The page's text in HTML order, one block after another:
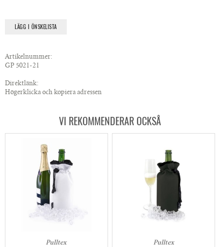
LÄGG I ÖNSKELISTA
Artikelnummer:
GP 5021-21
Direktlänk:
Högerklicka och kopiera adressen
VI REKOMMENDERAR OCKSÅ
Pulltex Pulltex